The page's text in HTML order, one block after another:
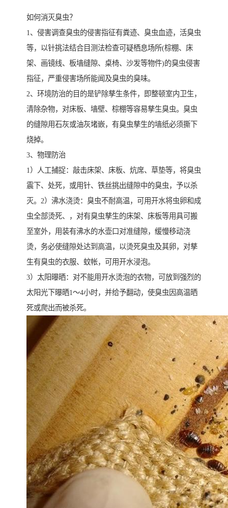
如何消灭臭虫？
1、侵害调查臭虫的侵害指征有粪迹、臭虫血迹，活臭虫
等，以针挑法结合目测法检查可疑栖息场所(棕棚、床
架、画镜线、板墙缝隙、桌椅、沙发等物件)的臭虫侵害
指征，严重侵害场所能闻及臭虫的臭味。
2、环境防治的目的是铲除孳生条件，即整顿室内卫生，
清除杂物，对床板、墙壁、棕棚等容易孳生臭虫。臭虫
的缝隙用石灰或油灰堵嵌，有臭虫孳生的墙纸必须撕下
烧掉。
3、物理防治
1）人工捕捉：敲击床架、床板、炕席、草垫等，将臭虫
震下、处死，或用针、铁丝挑出缝隙中的臭虫，予以杀
灭。2）沸水浇烫：臭虫不耐高温，可用开水将虫卵和成
虫全部烫死、，对有臭虫孳生的床架、床板等用具可搬
至室外，用装有沸水的水壶口对准缝隙，缓慢移动浇
烫，务必使缝隙处达到高温，以烫死臭虫及其卵，对孳
生有臭虫的衣服、蚊帐，可用开水浸泡。
3）太阳曝晒：对不能用开水烫泡的衣物，可放到强烈的
太阳光下曝晒1～4小时，并给予翻动，使臭虫因高温晒
死或爬出而被杀死。